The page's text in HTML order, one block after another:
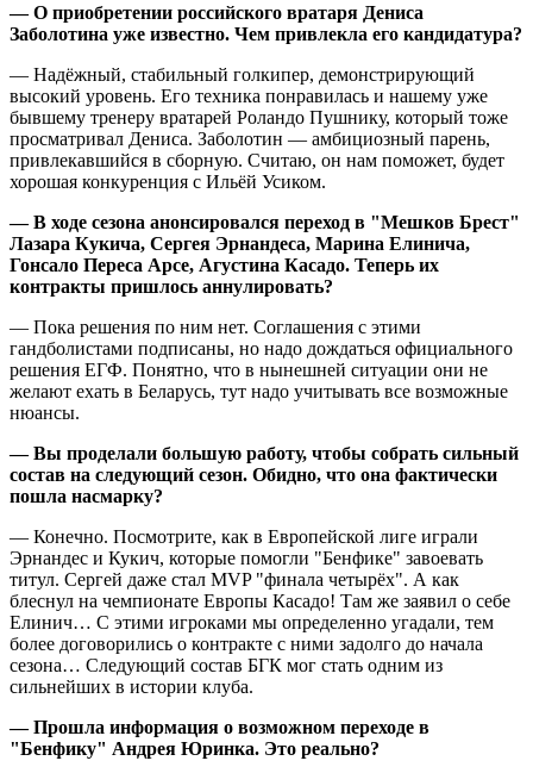
— О приобретении российского вратаря Дениса
Заболотина уже известно. Чем привлекла его кандидатура?
— Надёжный, стабильный голкипер, демонстрирующий
высокий уровень. Его техника понравилась и нашему уже
бывшему тренеру вратарей Роландо Пушнику, который тоже
просматривал Дениса. Заболотин — амбициозный парень,
привлекавшийся в сборную. Считаю, он нам поможет, будет
хорошая конкуренция с Ильёй Усиком.
— В ходе сезона анонсировался переход в "Мешков Брест"
Лазара Кукича, Сергея Эрнандеса, Марина Елинича,
Гонсало Переса Арсе, Агустина Касадо. Теперь их
контракты пришлось аннулировать?
— Пока решения по ним нет. Соглашения с этими
гандболистами подписаны, но надо дождаться официального
решения ЕГФ. Понятно, что в нынешней ситуации они не
желают ехать в Беларусь, тут надо учитывать все возможные
нюансы.
— Вы проделали большую работу, чтобы собрать сильный
состав на следующий сезон. Обидно, что она фактически
пошла насмарку?
— Конечно. Посмотрите, как в Европейской лиге играли
Эрнандес и Кукич, которые помогли "Бенфике" завоевать
титул. Сергей даже стал MVP "финала четырёх". А как
блеснул на чемпионате Европы Касадо! Там же заявил о себе
Елинич… С этими игроками мы определенно угадали, тем
более договорились о контракте с ними задолго до начала
сезона… Следующий состав БГК мог стать одним из
сильнейших в истории клуба.
— Прошла информация о возможном переходе в
"Бенфику" Андрея Юринка. Это реально?